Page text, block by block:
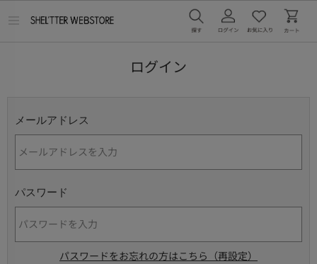
ログイン
メールアドレス
パスワード
パスワードをお忘れの方はこちら（再設定）